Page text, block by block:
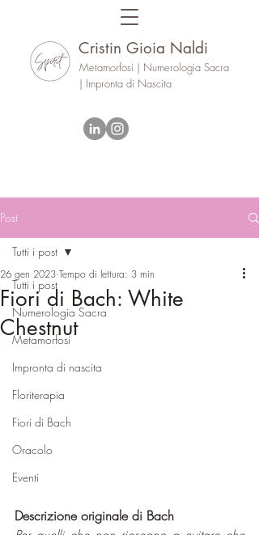
Cristin Gioia Naldi
Metamorfosi | Numerologia Sacra
| Impronta di Nascita
Post
Tutti i post
Numerologia Sacra
Metamorfosi
Impronta di nascita
Floriterapia
Fiori di Bach
Oracolo
Eventi
Tutti i post
Fiori di Bach: White
Chestnut
26 gen 2023 Tempo di lettura: 3 min
Descrizione originale di Bach